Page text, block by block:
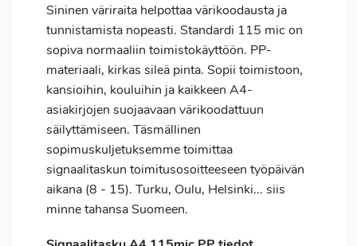
Sininen väriraita helpottaa värikoodausta ja
tunnistamista nopeasti. Standardi 115 mic on
sopiva normaaliin toimistokäyttöön. PP-
materiaali, kirkas sileä pinta. Sopii toimistoon,
kansioihin, kouluihin ja kaikkeen A4-
asiakirjojen suojaavaan värikoodattuun
säilyttämiseen. Täsmällinen
sopimuskuljetuksemme toimittaa
signaalitaskun toimitusosoitteeseen työpäivän
aikana (8 - 15). Turku, Oulu, Helsinki... siis
minne tahansa Suomeen.